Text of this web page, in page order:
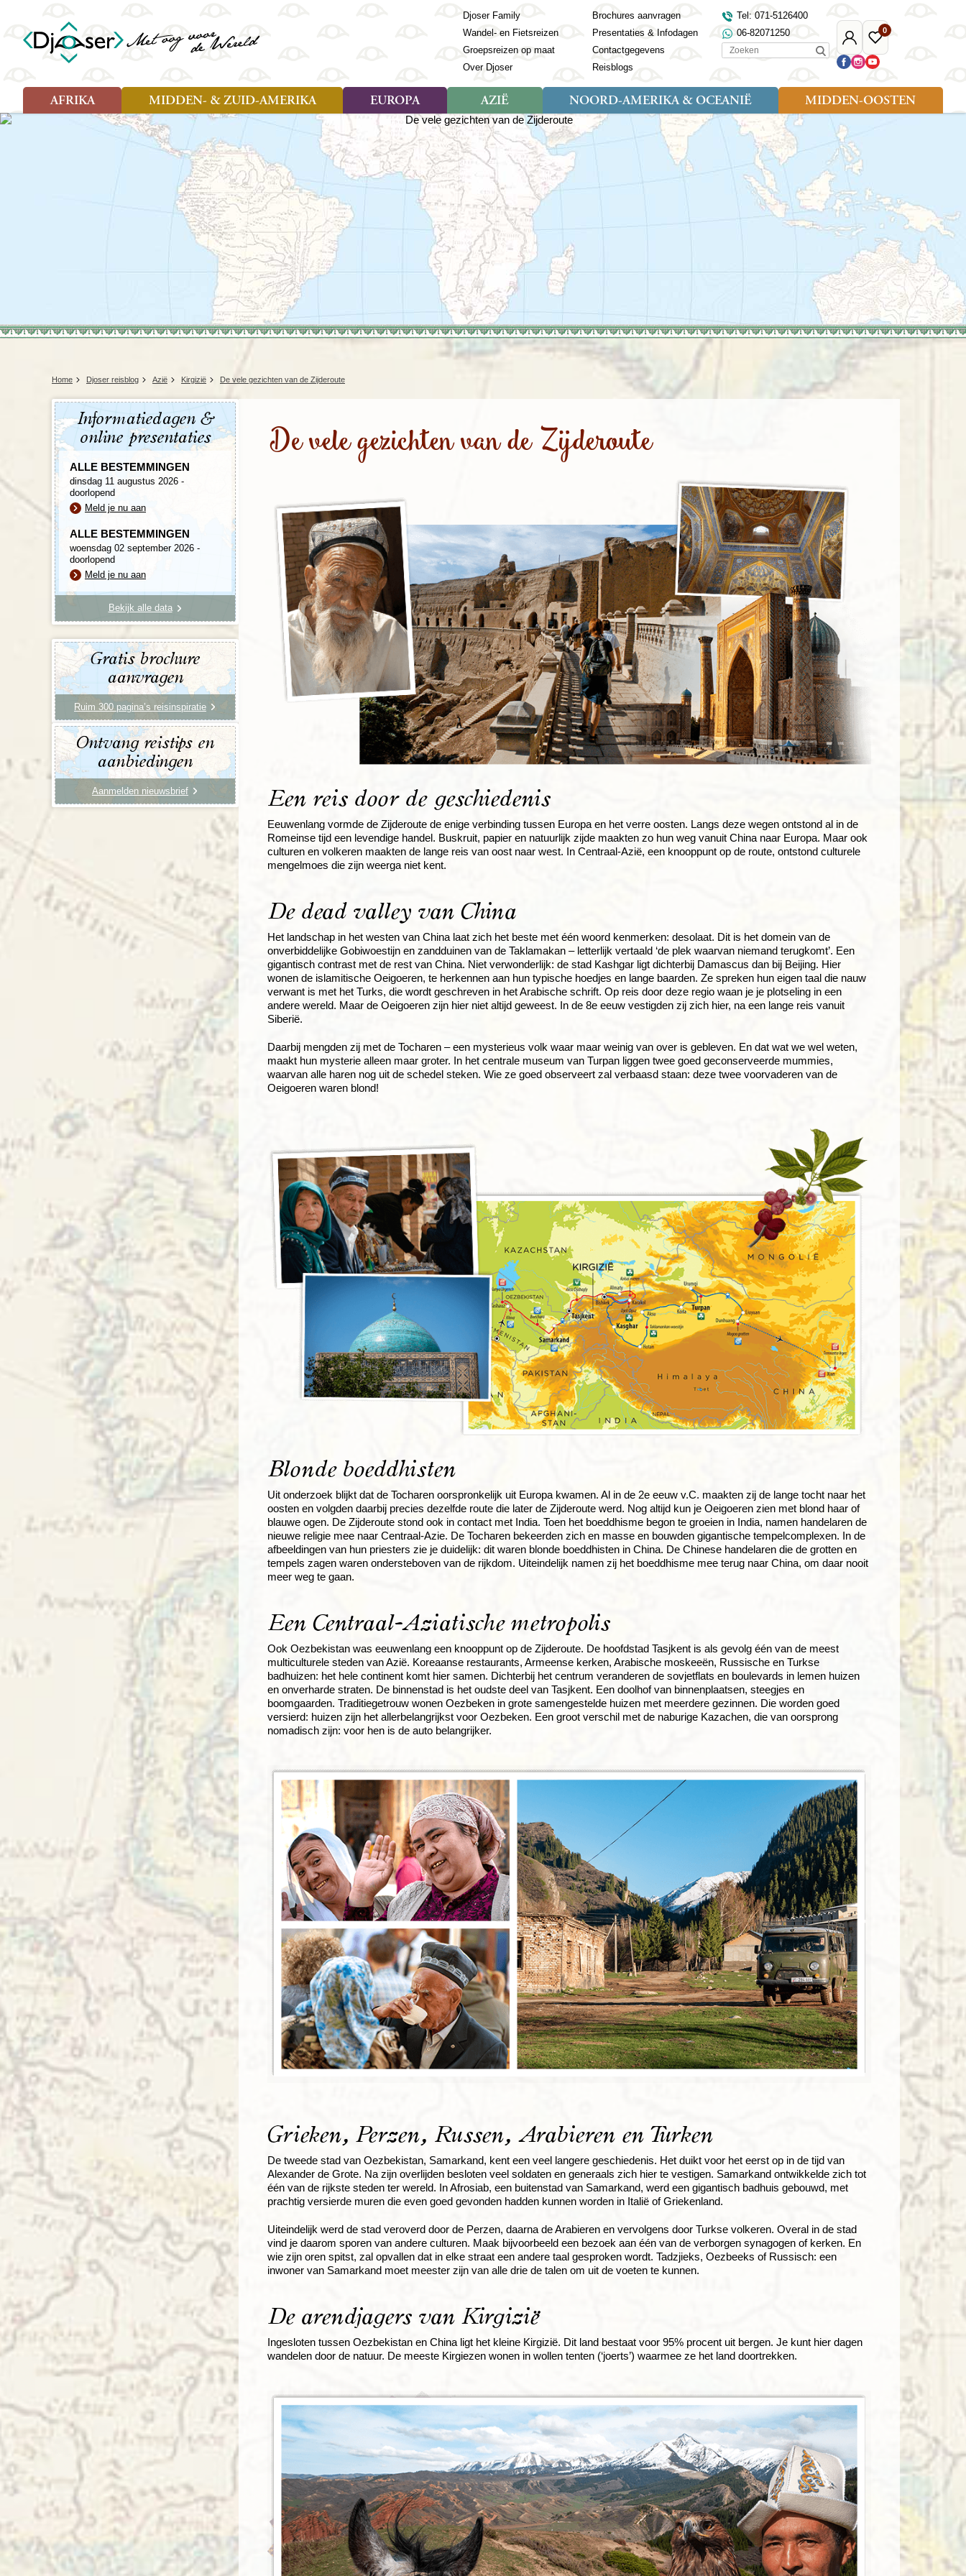
Mijn
Djoser
0
Favoriete
reizen
Djoser Family
Wandel- en Fietsreizen
Groepsreizen op maat
Over Djoser
Brochures aanvragen
Presentaties & Infodagen
Contactgegevens
Reisblogs
Tel: 071-5126400
06-82071250
Zoeken
AFRIKA
Landen
Angola
Benin
Botswana
Egypte
Ghana
Kaapverdië
Kenia
Madagaskar
Mozambique
Namibië
Sao Tomé en Principe
Swaziland
Tanzania
Togo
Zambia
Zanzibar
Zimbabwe
MIDDEN- & ZUID-AMERIKA
Soort reizen
Rondreis (25)
Familiereis (11)
Cultuur (9)
Natuur (13)
Belize
Bolivia
Brazilië
Chili
Colombia
Costa Rica
Cuba
Ecuador
El Salvador
(Frans) Guyana
Galapagos
Guatemala
Honduras
Mexico
Nicaragua
Paaseiland
Paraguay
Suriname
EUROPA
Soort reizen
Rondreis (28)
Familiereis (11)
Fietsreis (8)
Wandelreis (23)
Landen
Albanië
Andorra
Armenië
Azerbeidzjan
Azoren
Balkan
Baltische Staten
Bosnië en Herzegovina
Bulgarije
Engeland
Estland
Finland
Frankrijk
Griekenland
Montenegro
Noord-Macedonië
Noorwegen
Polen
Portugal
Roemenië
Sardinië
Verenigd Koninkrijk
AZIË
Soort reizen
Rondreis (57)
Familiereis (22)
Fietsreis (3)
Cultuur (28)
Natuur (16)
Nieuwe reizen
Rondreis China & Tibet, 42
dagen
Rondreis Sulawesi &
Molukken, 22 dagen
Landen
Bangladesh
Laos
Malediven
Maleisië
Mongolië
Nepal
Oezbekistan
Singapore
Zuid-Korea
NOORD-AMERIKA & OCEANIË
Soort reizen
Rondreis (7)
Familiereis (2)
Natuur (5)
Landen
Nieuw-Zeeland
Verenigde Staten
MIDDEN-OOSTEN
Soort reizen
Familiereis (9)
Fietsreis (1)
Landen
Egypte
Jordanië
Marokko
Oman
Saoedi-Arabië
Tunesië
Turkije
Home Djoser reisblog Azië Kirgizië De vele gezichten van de Zijderoute
De vele gezichten van de Zijderoute
Een reis door de geschiedenis
Eeuwenlang vormde de Zijderoute de enige verbinding tussen Europa en het verre oosten. Langs deze wegen ontstond al in de
Romeinse tijd een levendige handel. Buskruit, papier en natuurlijk zijde maakten zo hun weg vanuit China naar Europa. Maar ook
culturen en volkeren maakten de lange reis van oost naar west. In Centraal-Azië, een knooppunt op de route, ontstond culturele
mengelmoes die zijn weerga niet kent.
De dead valley van China
Het landschap in het westen van China laat zich het beste met één woord kenmerken: desolaat. Dit is het domein van de
onverbiddelijke Gobiwoestijn en zandduinen van de Taklamakan – letterlijk vertaald ‘de plek waarvan niemand terugkomt’. Een
gigantisch contrast met de rest van China. Niet verwonderlijk: de stad Kashgar ligt dichterbij Damascus dan bij Beijing. Hier
wonen de islamitische Oeigoeren, te herkennen aan hun typische hoedjes en lange baarden. Ze spreken hun eigen taal die nauw
verwant is met het Turks, die wordt geschreven in het Arabische schrift. Op reis door deze regio waan je je plotseling in een
andere wereld. Maar de Oeigoeren zijn hier niet altijd geweest. In de 8e eeuw vestigden zij zich hier, na een lange reis vanuit
Siberië.
Daarbij mengden zij met de Tocharen – een mysterieus volk waar maar weinig van over is gebleven. En dat wat we wel weten,
maakt hun mysterie alleen maar groter. In het centrale museum van Turpan liggen twee goed geconserveerde mummies,
waarvan alle haren nog uit de schedel steken. Wie ze goed observeert zal verbaasd staan: deze twee voorvaderen van de
Oeigoeren waren blond!
Blonde boeddhisten
Uit onderzoek blijkt dat de Tocharen oorspronkelijk uit Europa kwamen. Al in de 2e eeuw v.C. maakten zij de lange tocht naar het
oosten en volgden daarbij precies dezelfde route die later de Zijderoute werd. Nog altijd kun je Oeigoeren zien met blond haar of
blauwe ogen. De Zijderoute stond ook in contact met India. Toen het boeddhisme begon te groeien in India, namen handelaren de
nieuwe religie mee naar Centraal-Azie. De Tocharen bekeerden zich en masse en bouwden gigantische tempelcomplexen. In de
afbeeldingen van hun priesters zie je duidelijk: dit waren blonde boeddhisten in China. De Chinese handelaren die de grotten en
tempels zagen waren ondersteboven van de rijkdom. Uiteindelijk namen zij het boeddhisme mee terug naar China, om daar nooit
meer weg te gaan.
Een Centraal-Aziatische metropolis
Ook Oezbekistan was eeuwenlang een knooppunt op de Zijderoute. De hoofdstad Tasjkent is als gevolg één van de meest
multiculturele steden van Azië. Koreaanse restaurants, Armeense kerken, Arabische moskeeën, Russische en Turkse
badhuizen: het hele continent komt hier samen. Dichterbij het centrum veranderen de sovjetflats en boulevards in lemen huizen
en onverharde straten. De binnenstad is het oudste deel van Tasjkent. Een doolhof van binnenplaatsen, steegjes en
boomgaarden. Traditiegetrouw wonen Oezbeken in grote samengestelde huizen met meerdere gezinnen. Die worden goed
versierd: huizen zijn het allerbelangrijkst voor Oezbeken. Een groot verschil met de naburige Kazachen, die van oorsprong
nomadisch zijn: voor hen is de auto belangrijker.
Grieken, Perzen, Russen, Arabieren en Turken
De tweede stad van Oezbekistan, Samarkand, kent een veel langere geschiedenis. Het duikt voor het eerst op in de tijd van
Alexander de Grote. Na zijn overlijden besloten veel soldaten en generaals zich hier te vestigen. Samarkand ontwikkelde zich tot
één van de rijkste steden ter wereld. In Afrosiab, een buitenstad van Samarkand, werd een gigantisch badhuis gebouwd, met
prachtig versierde muren die even goed gevonden hadden kunnen worden in Italië of Griekenland.
Uiteindelijk werd de stad veroverd door de Perzen, daarna de Arabieren en vervolgens door Turkse volkeren. Overal in de stad
vind je daarom sporen van andere culturen. Maak bijvoorbeeld een bezoek aan één van de verborgen synagogen of kerken. En
wie zijn oren spitst, zal opvallen dat in elke straat een andere taal gesproken wordt. Tadzjieks, Oezbeeks of Russisch: een
inwoner van Samarkand moet meester zijn van alle drie de talen om uit de voeten te kunnen.
De arendjagers van Kirgizië
Ingesloten tussen Oezbekistan en China ligt het kleine Kirgizië. Dit land bestaat voor 95% procent uit bergen. Je kunt hier dagen
wandelen door de natuur. De meeste Kirgiezen wonen in wollen tenten (‘joerts’) waarmee ze het land doortrekken.
Informatiedagen &
online presentaties
ALLE BESTEMMINGEN
dinsdag 11 augustus 2026 -
doorlopend
Meld je nu aan
ALLE BESTEMMINGEN
woensdag 02 september 2026 -
doorlopend
Meld je nu aan
Bekijk alle data
Gratis brochure
aanvragen
Ruim 300 pagina’s reisinspiratie
Ontvang reistips en
aanbiedingen
Aanmelden nieuwsbrief